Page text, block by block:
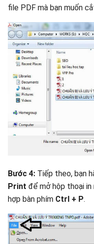
file PDF mà bạn muốn
Bước 4: Tiếp theo, bạn
Print để mở hộp thoại
hợp bàn phím Ctrl + P.